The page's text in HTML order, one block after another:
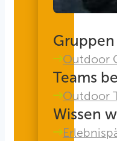
Outdoor
Teams
Outdoor
Wissen